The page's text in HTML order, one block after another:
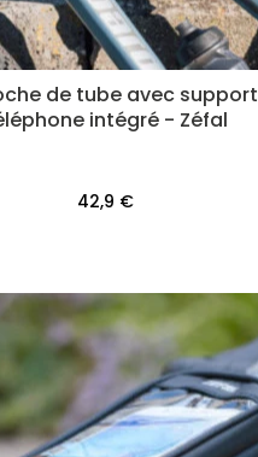
de tube avec support
intégré - Zéfal
42,9 €